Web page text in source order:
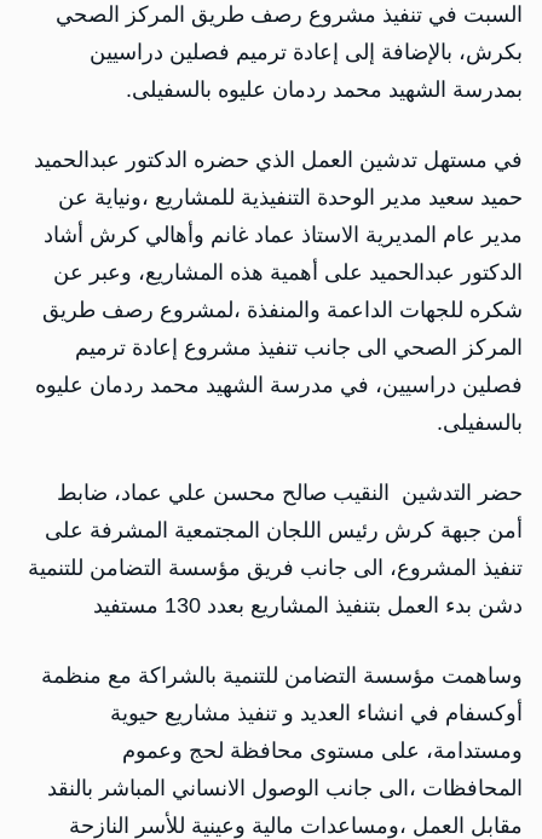
السبت في تنفيذ مشروع رصف طريق المركز الصحي
بكرش، بالإضافة إلى إعادة ترميم فصلين دراسيين
بمدرسة الشهيد محمد ردمان عليوه بالسفيلى.
في مستهل تدشين العمل الذي حضره الدكتور عبدالحميد
حميد سعيد مدير الوحدة التنفيذية للمشاريع ،ونياية عن
مدير عام المديرية الاستاذ عماد غانم وأهالي كرش أشاد
الدكتور عبدالحميد على أهمية هذه المشاريع، وعبر عن
شكره للجهات الداعمة والمنفذة ،لمشروع رصف طريق
المركز الصحي الى جانب تنفيذ مشروع إعادة ترميم
فصلين دراسيين، في مدرسة الشهيد محمد ردمان عليوه
بالسفيلى.
حضر التدشين النقيب صالح محسن علي عماد، ضابط
أمن جبهة كرش رئيس اللجان المجتمعية المشرفة على
تنفيذ المشروع، الى جانب فريق مؤسسة التضامن للتنمية
دشن بدء العمل بتنفيذ المشاريع بعدد 130 مستفيد
وساهمت مؤسسة التضامن للتنمية بالشراكة مع منظمة
أوكسفام في انشاء العديد و تنفيذ مشاريع حيوية
ومستدامة، على مستوى محافظة لحج وعموم
المحافظات ،الى جانب الوصول الانساني المباشر بالنقد
مقابل العمل ،ومساعدات مالية وعينية للأسر النازحة